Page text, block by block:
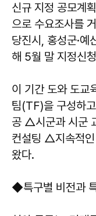
신규 지정 공모계
으로 수요조사를
당진시, 홍성군·예
해 5월 말 지정신
이 기간 도와 도교
팀(TF)을 구성하
공 △시군과 시군
컨설팅 △지속적인
왔다.
◆특구별 비전과